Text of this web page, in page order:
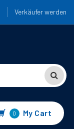
Verkäufer werden
0 My Cart